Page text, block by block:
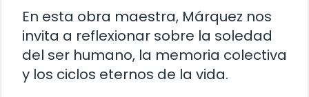
En esta obra maestra, Márquez nos
invita a reflexionar sobre la soledad
del ser humano, la memoria colectiva
y los ciclos eternos de la vida.